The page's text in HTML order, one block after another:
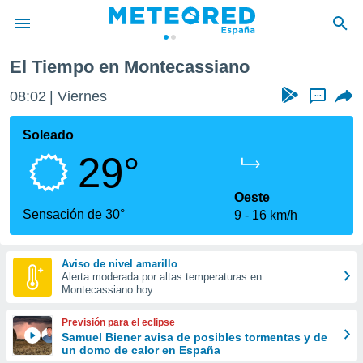
de
por
que se
calidad.
a este
las
y
forma
digital
basada
El Tiempo en Montecassiano
08:02 Viernes ...
Soleado
29°
Sensación de 30°
Oeste
9
16 km/h
Aviso de nivel amarillo
Alerta moderada por altas temperaturas en
Montecassiano hoy
Previsión para el eclipse
Samuel Biener avisa de posibles tormentas y de
un domo de calor en España